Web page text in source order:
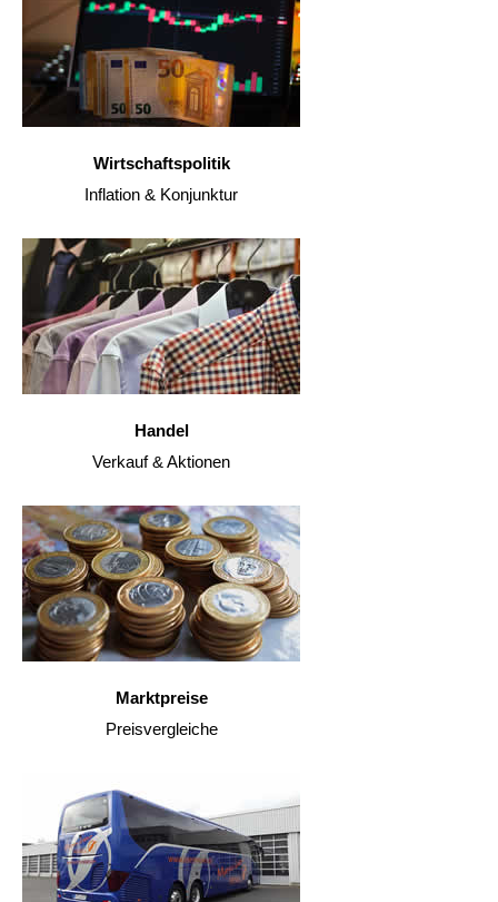
Wirtschaftspolitik
Inflation & Konjunktur
Handel
Verkauf & Aktionen
Marktpreise
Preisvergleiche